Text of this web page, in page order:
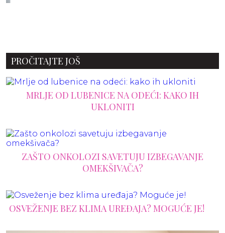
PROČITAJTE JOŠ
MRLJE OD LUBENICE NA ODEĆI: KAKO IH
UKLONITI
ZAŠTO ONKOLOZI SAVETUJU IZBEGAVANJE
OMEKŠIVAČA?
OSVEŽENJE BEZ KLIMA UREĐAJA? MOGUĆE JE!